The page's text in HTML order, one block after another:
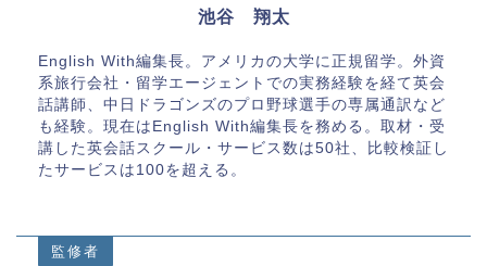
池谷 翔太
English With編集長。アメリカの大学に正規留学。外資
系旅行会社・留学エージェントでの実務経験を経て英会
話講師、中日ドラゴンズのプロ野球選手の専属通訳など
も経験。現在はEnglish With編集長を務める。取材・受
講した英会話スクール・サービス数は50社、比較検証し
たサービスは100を超える。
監修者